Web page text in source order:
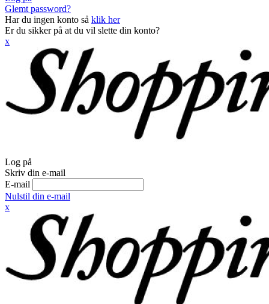
Glemt password?
Har du ingen konto så klik her
Er du sikker på at du vil slette din konto?
x
Log på
Skriv din e-mail
E-mail
Nulstil din e-mail
x